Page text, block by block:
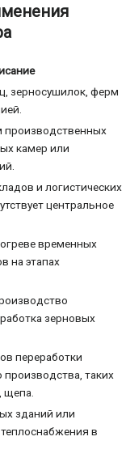
зерносушилок, ферм
производственных
камер или
и логистических
центральное
временных
на этапах
зерновых
переработки
таких
щепа.
зданий или
в